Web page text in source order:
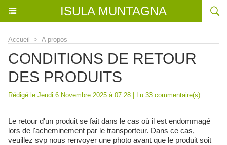
ISULA MUNTAGNA
Accueil > A propos
CONDITIONS DE RETOUR
DES PRODUITS
Rédigé le Jeudi 6 Novembre 2025 à 07:28 | Lu 33 commentaire(s)
Le retour d'un produit se fait dans le cas où il est endommagé
lors de l'acheminement par le transporteur. Dans ce cas,
veuillez svp nous renvoyer une photo avant que le produit soit